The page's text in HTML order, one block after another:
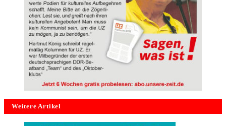
Weitere Artikel